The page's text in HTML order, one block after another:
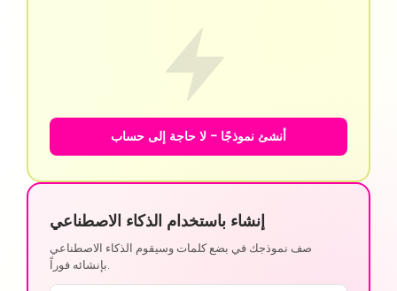
أنشئ نموذجًا - لا حاجة إلى حساب
إنشاء باستخدام الذكاء الاصطناعي
صف نموذجك في بضع كلمات وسيقوم الذكاء الاصطناعي
بإنشائه فوراً.